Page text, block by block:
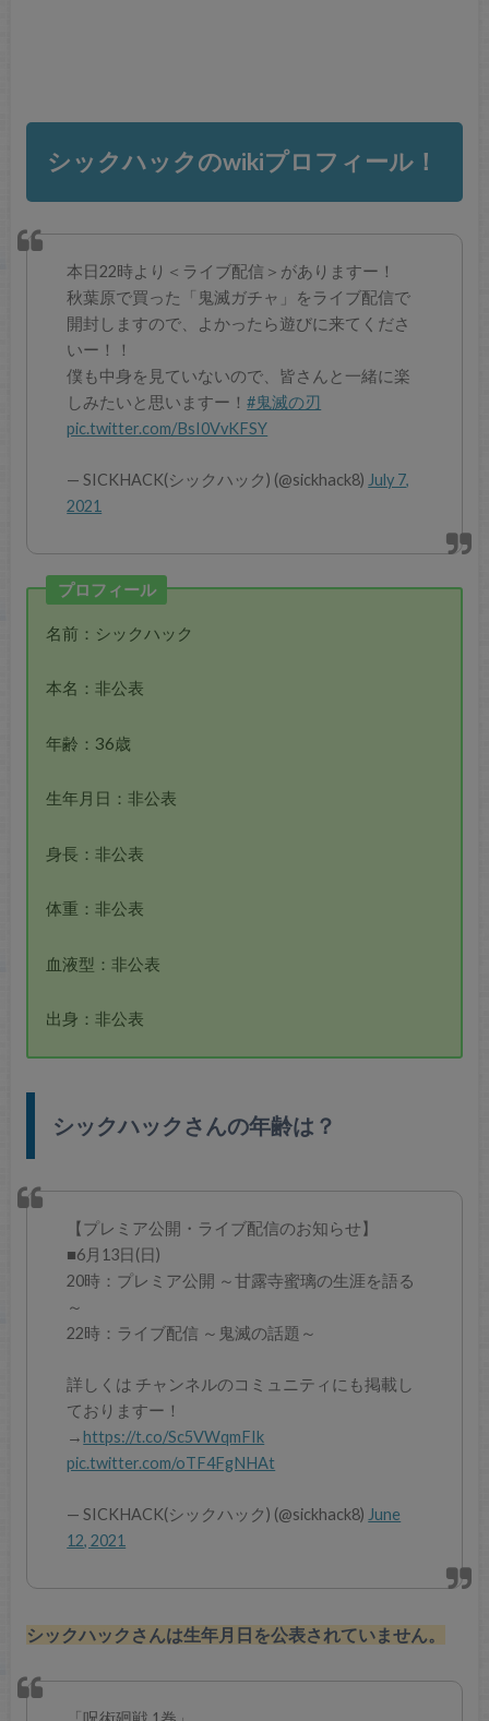
シックハックのwikiプロフィール！
本日22時より＜ライブ配信＞がありますー！
秋葉原で買った「鬼滅ガチャ」をライブ配信で
開封しますので、よかったら遊びに来てくださ
いー！！
僕も中身を見ていないので、皆さんと一緒に楽
しみたいと思いますー！#鬼滅の刃
pic.twitter.com/BsI0VvKFSY
— SICKHACK(シックハック) (@sickhack8) July 7,
2021
プロフィール
名前：シックハック
本名：非公表
年齢：36歳
生年月日：非公表
身長：非公表
体重：非公表
血液型：非公表
出身：非公表
シックハックさんの年齢は？
【プレミア公開・ライブ配信のお知らせ】
■6月13日(日)
20時：プレミア公開 ～甘露寺蜜璃の生涯を語る
～
22時：ライブ配信 ～鬼滅の話題～
詳しくは チャンネルのコミュニティにも掲載し
ておりますー！
→https://t.co/Sc5VWqmFIk
pic.twitter.com/oTF4FgNHAt
— SICKHACK(シックハック) (@sickhack8) June
12, 2021
シックハックさんは生年月日を公表されていません。